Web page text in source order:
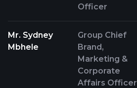
Officer
Mr. Sydney
Mbhele
Group Chief
Brand,
Marketing &
Corporate
Affairs Officer